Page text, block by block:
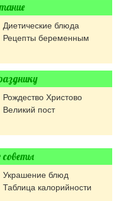
Диетические блюда
Рецепты беременным
Рождество Христово
Великий пост
советы
Украшение блюд
Таблица калорийности